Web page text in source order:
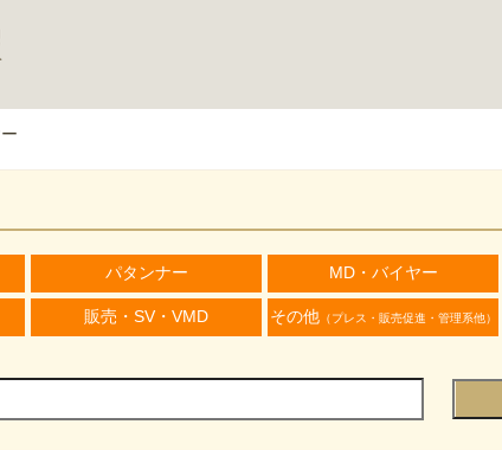
パタンナー MD・バイヤー
販売・SV・VMD その他（プレス・販売促進・管理系他）